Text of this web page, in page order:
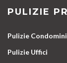
PULIZIE
Pulizie
Pulizie Uffici